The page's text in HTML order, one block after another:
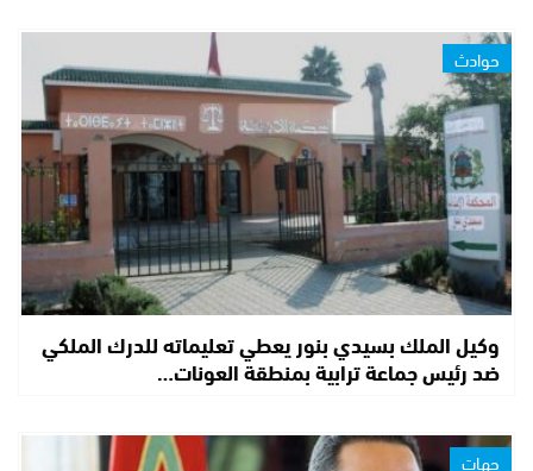
حوادث
وكيل الملك بسيدي بنور يعطي تعليماته للدرك الملكي
ضد رئيس جماعة ترابية بمنطقة العونات…
جهات